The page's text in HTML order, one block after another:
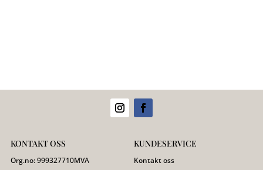
KONTAKT OSS
Org.no:999327710MVA
KUNDESERVICE
Kontakt oss